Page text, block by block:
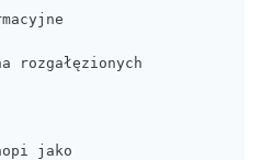
rozgałęzionych
jako